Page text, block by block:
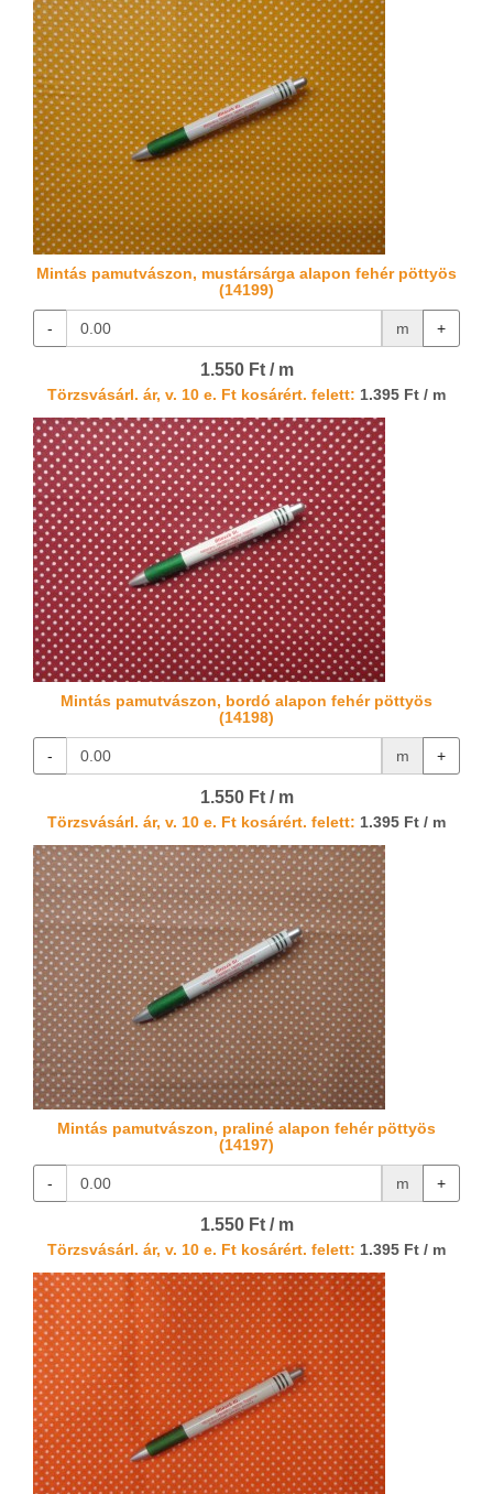
Mintás pamutvászon, mustársárga alapon fehér pöttyös
(14199)
- m +
1.550 Ft / m
Törzsvásárl. ár, v. 10 e. Ft kosárért. felett: 1.395 Ft / m
Mintás pamutvászon, bordó alapon fehér pöttyös
(14198)
- m +
1.550 Ft / m
Törzsvásárl. ár, v. 10 e. Ft kosárért. felett: 1.395 Ft / m
Mintás pamutvászon, praliné alapon fehér pöttyös
(14197)
- m +
1.550 Ft / m
Törzsvásárl. ár, v. 10 e. Ft kosárért. felett: 1.395 Ft / m